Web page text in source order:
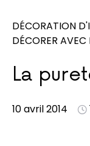
DÉCORATION
DÉCORER AVEC
La
10 avril 2014